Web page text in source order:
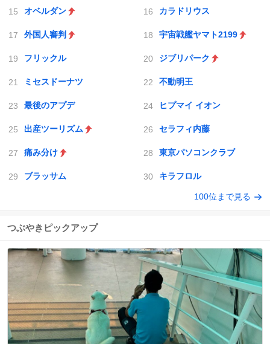
オベルダン カラドリウス
外国人審判 宇宙戦艦ヤマト2199
フリックル ジブリパーク
ミセスドーナツ 不動明王
最後のアプデ ヒプマイ イオン
出産ツーリズム セラフィ内藤
痛み分け 東京パソコンクラブ
ブラッサム キラフロル
100位まで見る
つぶやきピックアップ